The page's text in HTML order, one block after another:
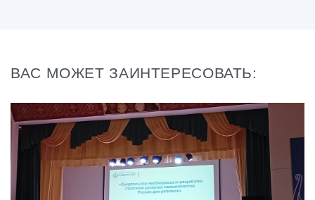
ВАС МОЖЕТ ЗАИНТЕРЕСОВАТЬ: